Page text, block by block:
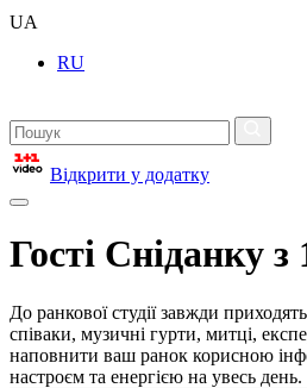
UA
RU
Відкрити у додатку
Гості Сніданку з
До ранкової студії завжди
співаки, музичні гурти, митці,
наповнити ваш ранок корисною
настроєм та енергією на увесь день.